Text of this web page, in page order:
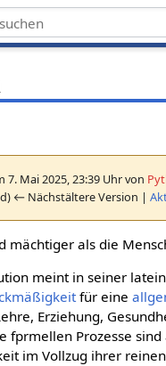
7. Mai 2025, 23:39 Uhr von
← Nächstältere Version |
mächtiger als die
meint in seiner
für eine
Erziehung,
fprmellen Prozesse
im Vollzug ihrer